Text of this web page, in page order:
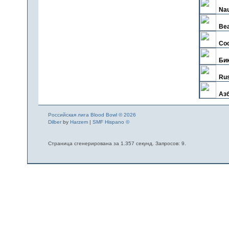
Российская лига Blood Bowl © 2026
Dilberby Harzem| SMF Hispano ©
Страница сгенерирована за 1.357 секунд. Запросов: 9.